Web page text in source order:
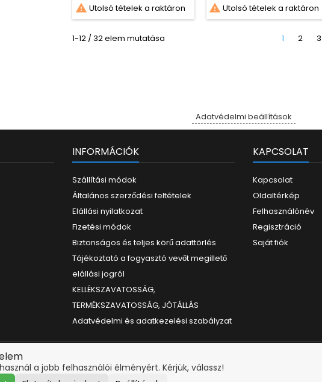
 Utolsó tételek a raktáron  Utolsó tételek a raktáron
1-12 / 32 elem mutatása 1 2 3
Adatvédelmi beállítások
INFORMÁCIÓK
Szállítási módok
Általános szerződési feltételek
Elállási nyilatkozat
Fizetési módok
Biztonságos és teljes körű adattörlés
Tájékoztató a fogyasztó vevőt megillető
elállási jogról
KELLÉKSZAVATOSSÁG,
TERMÉKSZAVATOSSÁG, JÓTÁLLÁS
Adatvédelmi és adatkezelési szabályzat
KAPCSOLAT
Kapcsolat
Oldaltérkép
Felhasználónév
Regisztráció
Saját fiók
a jobb felhasználói élményért. Kérjük, válassz!